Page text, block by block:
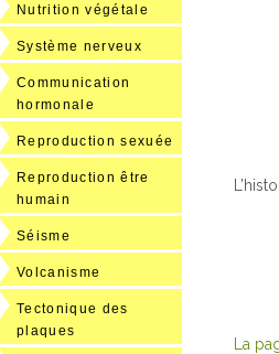
La
Nutrition végétale
Système nerveux
Communication
hormonale
Reproduction sexuée
Reproduction être
humain
Séisme
Volcanisme
Tectonique des
plaques